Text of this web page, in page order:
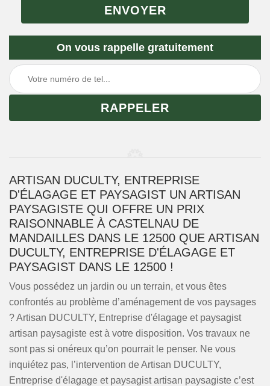
On vous rappelle gratuitement
ARTISAN DUCULTY, ENTREPRISE
D'ÉLAGAGE ET PAYSAGIST UN ARTISAN
PAYSAGISTE QUI OFFRE UN PRIX
RAISONNABLE À CASTELNAU DE
MANDAILLES DANS LE 12500 QUE ARTISAN
DUCULTY, ENTREPRISE D'ÉLAGAGE ET
PAYSAGIST DANS LE 12500 !
Vous possédez un jardin ou un terrain, et vous êtes
confrontés au problème d’aménagement de vos paysages
? Artisan DUCULTY, Entreprise d'élagage et paysagist
artisan paysagiste est à votre disposition. Vos travaux ne
sont pas si onéreux qu’on pourrait le penser. Ne vous
inquiétez pas, l’intervention de Artisan DUCULTY,
Entreprise d'élagage et paysagist artisan paysagiste c’est